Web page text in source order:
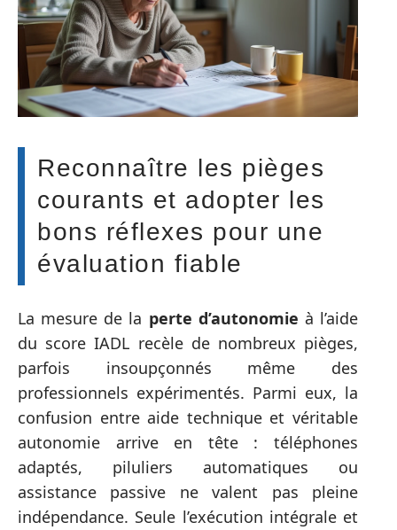
Reconnaître les pièges
courants et adopter les
bons réflexes pour une
évaluation fiable
La mesure de la perte d’autonomie à l’aide
du score IADL recèle de nombreux pièges,
parfois insoupçonnés même des
professionnels expérimentés. Parmi eux, la
confusion entre aide technique et véritable
autonomie arrive en tête : téléphones
adaptés, piluliers automatiques ou
assistance passive ne valent pas pleine
indépendance. Seule l’exécution intégrale et